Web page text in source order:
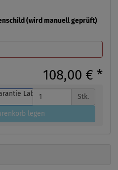
(wird manuell geprüft)
108,00 € *
Stk.
legen